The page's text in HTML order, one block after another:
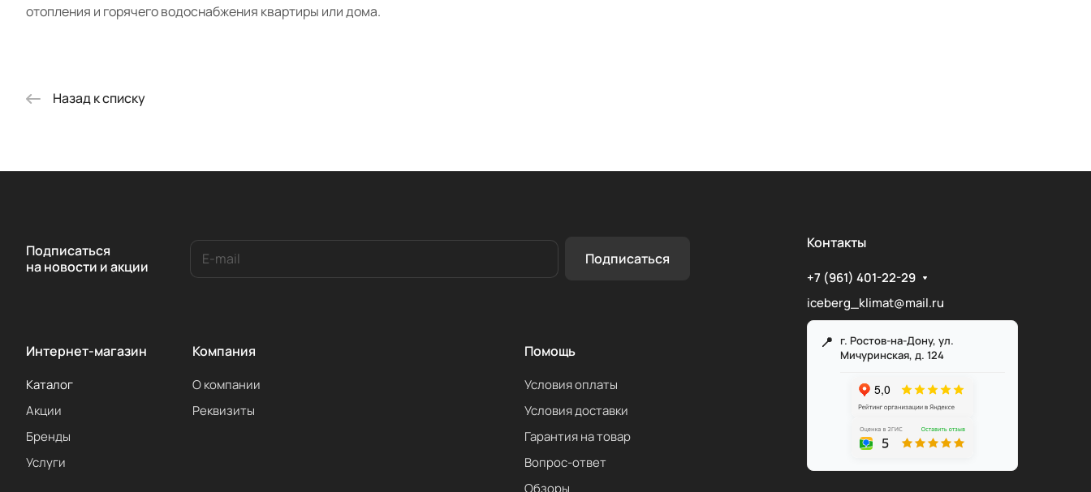
отопления и горячего водоснабжения квартиры или дома.
Назад к списку
Подписаться
на новости и акции
Подписаться
Интернет-магазин
Каталог
Акции
Бренды
Услуги
Компания
О компании
Реквизиты
Помощь
Условия оплаты
Условия доставки
Гарантия на товар
Вопрос-ответ
Обзоры
Контакты
+7 (961) 401-22-29
iceberg_klimat@mail.ru
г. Ростов-на-Дону, ул.
Мичуринская, д. 124